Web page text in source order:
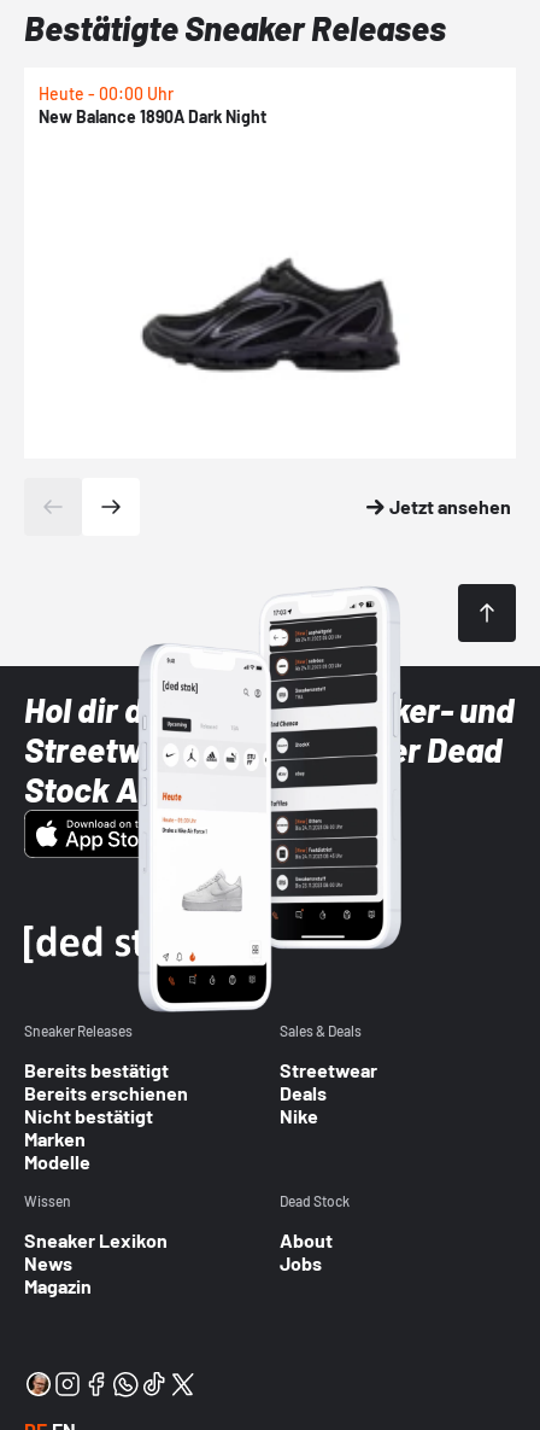
Bestätigte Sneaker Releases
Heute - 00:00 Uhr
New Balance 1890A Dark Night
Jetzt ansehen
Hol dir die neuesten Sneaker- und
Streetwear-Brands mit der Dead
Stock App
Sneaker Releases
Bereits bestätigt
Bereits erschienen
Nicht bestätigt
Marken
Modelle
Sales & Deals
Streetwear
Deals
Nike
Wissen
Sneaker Lexikon
News
Magazin
Dead Stock
About
Jobs